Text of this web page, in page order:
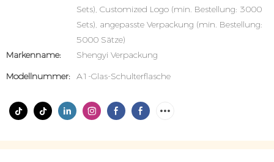
Sets), Customized Logo (min. Bestellung: 3000
Sets), angepasste Verpackung (min. Bestellung:
5000 Sätze)
Markenname:
Shengyi Verpackung
Modellnummer: A1-Glas-Schulterflasche